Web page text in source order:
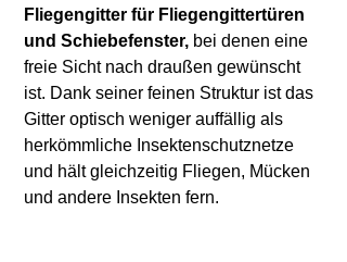
Fliegengitter für Fliegengittertüren
und Schiebefenster, bei denen eine
freie Sicht nach draußen gewünscht
ist. Dank seiner feinen Struktur ist das
Gitter optisch weniger auffällig als
herkömmliche Insektenschutznetze
und hält gleichzeitig Fliegen, Mücken
und andere Insekten fern.